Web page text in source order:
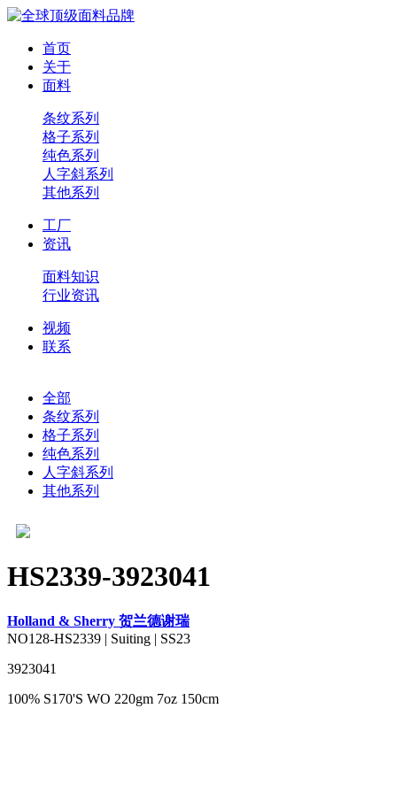
首页
关于
面料
条纹系列
格子系列
纯色系列
人字斜系列
其他系列
工厂
资讯
面料知识
行业资讯
视频
联系
全部
条纹系列
格子系列
纯色系列
人字斜系列
其他系列
HS2339-3923041
Holland & Sherry 贺兰德谢瑞
NO128-HS2339 | Suiting | SS23
3923041
100% S170'S WO 220gm 7oz 150cm